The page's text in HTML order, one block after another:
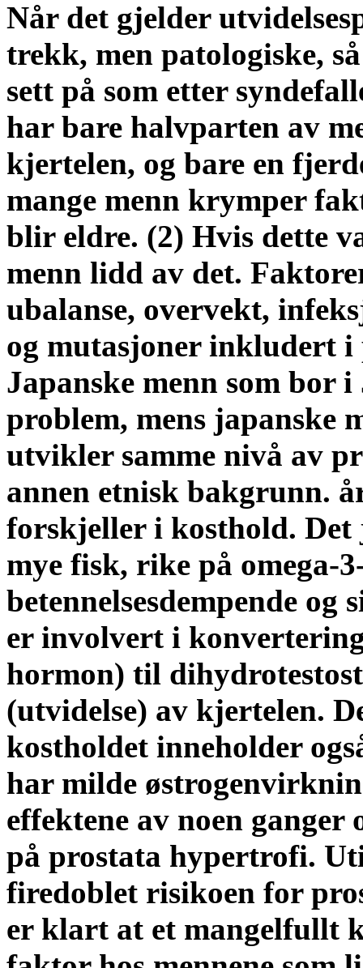
Når det gjelder
trekk, men patologiske,
sett på som etter
har bare halvparten av
kjertelen, og bare en
mange menn krymper
blir eldre. (2) Hvis dette
menn lidd av det.
ubalanse, overvekt,
og mutasjoner inkludert i
Japanske menn som bor
problem, mens japanske
utvikler samme nivå av
annen etnisk bakgrunn.
forskjeller i kosthold. Det
mye fisk, rike på omega-
betennelsesdempende og
er involvert i
hormon) til
(utvidelse) av kjertelen.
kostholdet inneholder
har milde
effektene av noen
på prostata hypertrofi.
firedoblet risikoen for
er klart at et mangelfullt